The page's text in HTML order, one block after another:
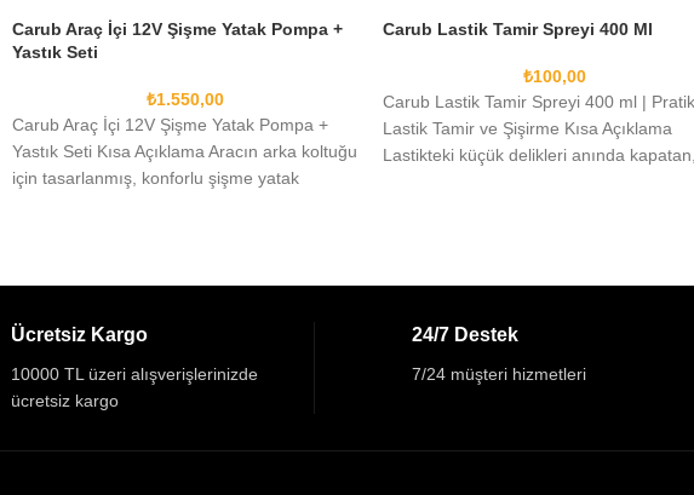
Carub Araç İçi 12V Şişme Yatak Pompa +
Yastık Seti
₺1.550,00
Carub Araç İçi 12V Şişme Yatak Pompa +
Yastık Seti Kısa Açıklama Aracın arka koltuğu
için tasarlanmış, konforlu şişme yatak
Carub Lastik Tamir Spreyi 400 Ml
₺100,00
Carub Lastik Tamir Spreyi 400 ml | Pratik
Lastik Tamir ve Şişirme Kısa Açıklama
Lastikteki küçük delikleri anında kapatan,
Ücretsiz Kargo
10000 TL üzeri alışverişlerinizde
ücretsiz kargo
24/7 Destek
7/24 müşteri hizmetleri